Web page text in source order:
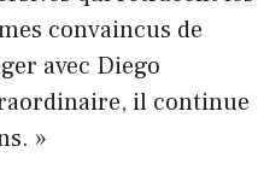
convaincus de
avec Diego
il continue
»